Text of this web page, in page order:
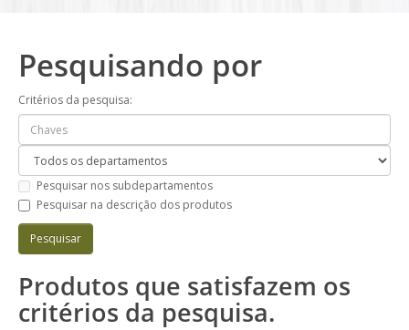
Pesquisando por
Critérios da pesquisa:
Pesquisar nos subdepartamentos
Pesquisar na descrição dos produtos
Produtos que satisfazem os
critérios da pesquisa.